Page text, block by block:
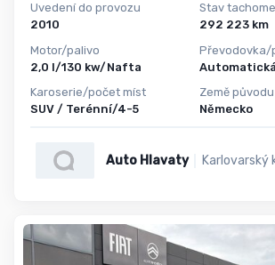
Uvedení do provozu
2010
Motor/palivo
2,0 l/130 kw/Nafta
Karoserie/počet míst
SUV / Terénní/4-5
Stav
292 223 km
Převodovka/
Země původu
Německo
Auto Hlavaty Karlovarský